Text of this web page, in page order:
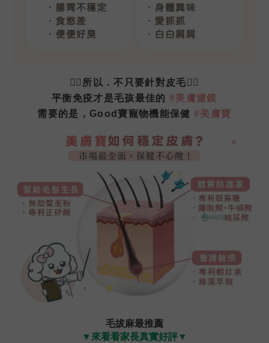
🙅‍♀️所以．不只要針對皮毛 🙅‍♀️
平衡免疫才是毛孩最佳的#美膚濾鏡
需要的是，Good寶寵物機能保健#美膚寶
毛拔麻最推薦
▼ 來看看家長真實好評▼